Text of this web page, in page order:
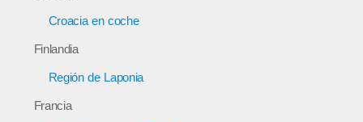
Croacia en coche
Finlandia
Región de Laponia
Francia